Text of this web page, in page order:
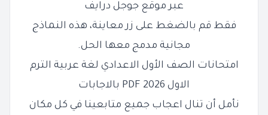
عبر موقع جوجل درايف
فقط قم بالضغط على زر معاينة، هذه النماذج
مجانية مدمج معها الحل.
امتحانات الصف الأول الاعدادي لغة عربية الترم
الاول 2026 PDF بالاجابات
نأمل أن تنال اعجاب جميع متابعينا في كل مكان